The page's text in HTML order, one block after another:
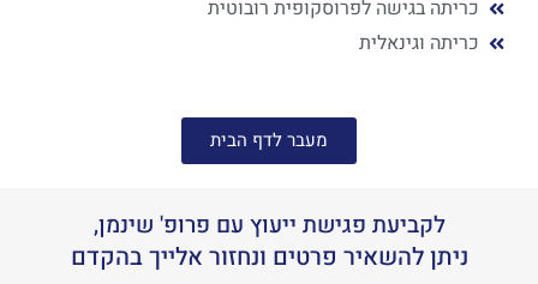
כריתה בגישה לפרוסקופית רובוטית
כריתה וגינאלית
מעבר לדף הבית
לקביעת פגישת ייעוץ עם פרופ' שינמן,
ניתן להשאיר פרטים ונחזור אלייך בהקדם